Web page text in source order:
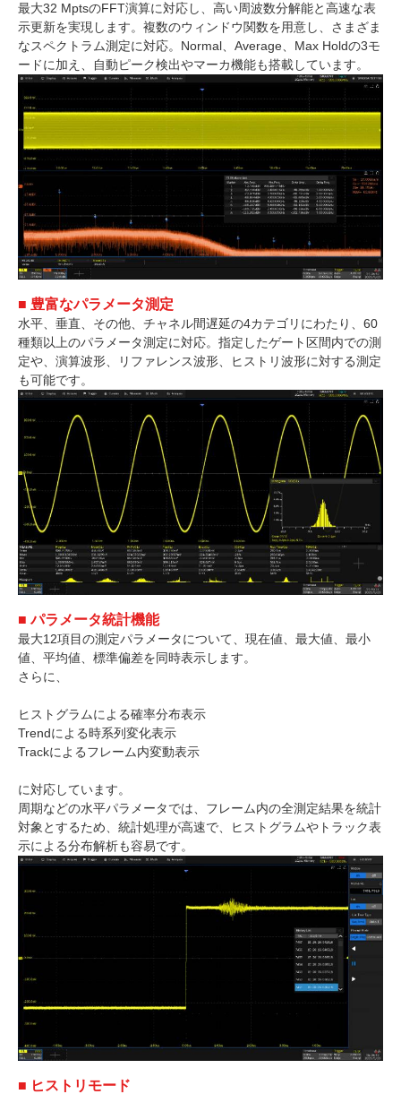
最大32 MptsのFFT演算に対応し、高い周波数分解能と高速な表
示更新を実現します。複数のウィンドウ関数を用意し、さまざま
なスペクトラム測定に対応。Normal、Average、Max Holdの3モ
ードに加え、自動ピーク検出やマーカ機能も搭載しています。
■ 豊富なパラメータ測定
水平、垂直、その他、チャネル間遅延の4カテゴリにわたり、60
種類以上のパラメータ測定に対応。指定したゲート区間内での測
定や、演算波形、リファレンス波形、ヒストリ波形に対する測定
も可能です。
■ パラメータ統計機能
最大12項目の測定パラメータについて、現在値、最大値、最小
値、平均値、標準偏差を同時表示します。
さらに、
ヒストグラムによる確率分布表示
Trendによる時系列変化表示
Trackによるフレーム内変動表示
に対応しています。
周期などの水平パラメータでは、フレーム内の全測定結果を統計
対象とするため、統計処理が高速で、ヒストグラムやトラック表
示による分布解析も容易です。
■ ヒストリモード